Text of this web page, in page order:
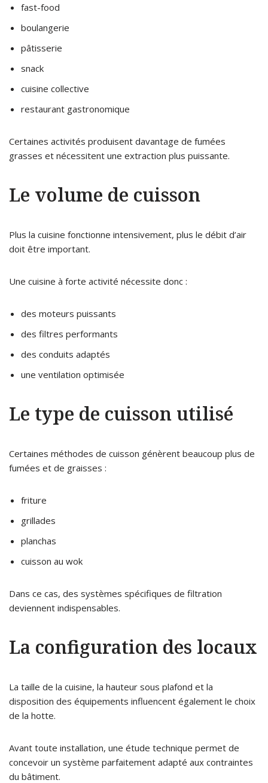
fast-food
boulangerie
pâtisserie
snack
cuisine collective
restaurant gastronomique
Certaines activités produisent davantage de fumées
grasses et nécessitent une extraction plus puissante.
Le volume de cuisson
Plus la cuisine fonctionne intensivement, plus le débit d’air
doit être important.
Une cuisine à forte activité nécessite donc :
des moteurs puissants
des filtres performants
des conduits adaptés
une ventilation optimisée
Le type de cuisson utilisé
Certaines méthodes de cuisson génèrent beaucoup plus de
fumées et de graisses :
friture
grillades
planchas
cuisson au wok
Dans ce cas, des systèmes spécifiques de filtration
deviennent indispensables.
La configuration des locaux
La taille de la cuisine, la hauteur sous plafond et la
disposition des équipements influencent également le choix
de la hotte.
Avant toute installation, une étude technique permet de
concevoir un système parfaitement adapté aux contraintes
du bâtiment.